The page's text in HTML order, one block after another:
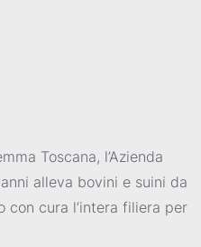
Toscana, l’Azienda
alleva bovini e suini da
con cura l’intera filiera per